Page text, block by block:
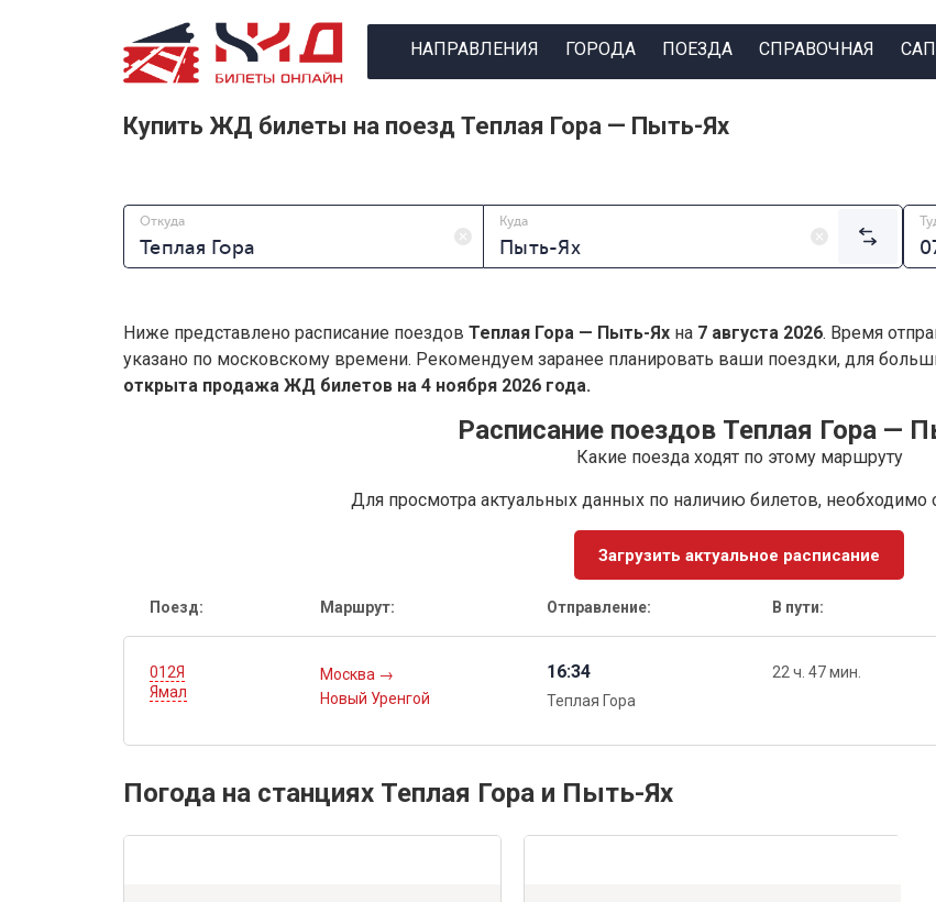
НАПРАВЛЕНИЯ ГОРОДА ПОЕЗДА СПРАВОЧНАЯ
Купить ЖД билеты на поезд Теплая Гора — Пыть-Ях
Откуда Куда
Ниже представлено расписание поездов Теплая Гора — Пыть-Ях на 7 августа 2026. Время
указано по московскому времени. Рекомендуем заранее планировать ваши поездки, для
открыта продажа ЖД билетов на 4 ноября 2026 года.
Расписание поездов Теплая Гора —
Какие поезда ходят по этому маршруту
Для просмотра актуальных данных по наличию билетов,
Загрузить актуальное расписание
Поезд: Маршрут: Отправление: В пути:
012Я
Ямал
Москва →
Новый Уренгой
16:34
Теплая Гора
22 ч. 47 мин.
Погода на станциях Теплая Гора и Пыть-Ях